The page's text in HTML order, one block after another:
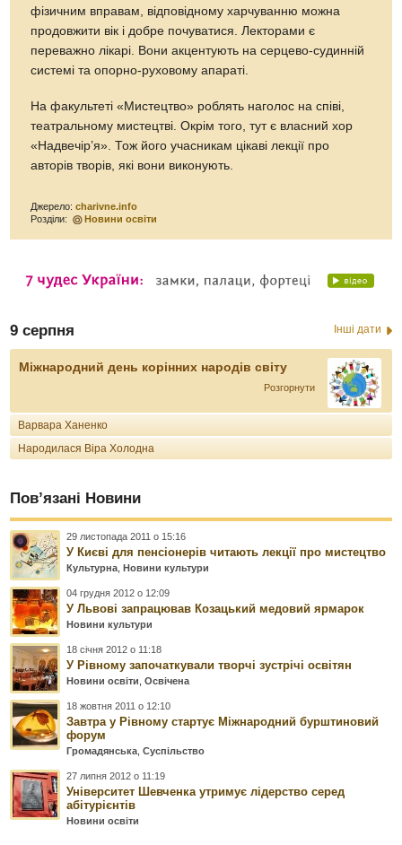
фізичним вправам, відповідному харчуванню можна
продовжити вік і добре почуватися. Лекторами є
переважно лікарі. Вони акцентують на серцево-судинній
системі та опорно-руховому апараті.
На факультеті «Мистецтво» роблять наголос на співі,
театральному мистецтві. Окрім того, тут є власний хор
«Надвечір’я». Тож його учасникам цікаві лекції про
авторів творів, які вони виконують.
Джерело:charivne.info
Розділи:
Новини освіти
9 серпня Інші дати
Міжнародний день корінних народів світу
Розгорнути
Варвара Ханенко
Народилася Віра Холодна
Пов’язані Новини
29 листопада 2011 о 15:16
У Києві для пенсіонерів читають лекції про мистецтво
Культурна ,Новини культури
04 грудня 2012 о 12:09
У Львові запрацював Козацький медовий ярмарок
Новини культури
18 січня 2012 о 11:18
У Рівному започаткували творчі зустрічі освітян
Новини освіти ,Освічена
18 жовтня 2011 о 12:10
Завтра у Рівному стартує Міжнародний бурштиновий
форум
Громадянська ,Суспільство
27 липня 2012 о 11:19
Університет Шевченка утримує лідерство серед
абітурієнтів
Новини освіти